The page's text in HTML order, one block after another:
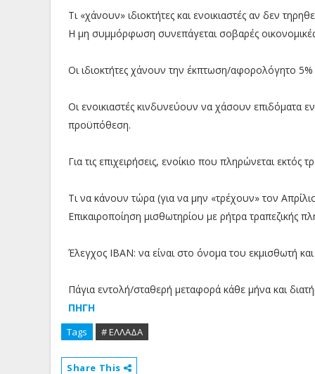
Τι «χάνουν» ιδιοκτήτες και ενοικιαστές αν δεν
Η μη συμμόρφωση συνεπάγεται σοβαρές
Οι ιδιοκτήτες χάνουν την έκπτωση/αφορολόγητο 5%
Οι ενοικιαστές κινδυνεύουν να χάσουν επιδόματα
προϋπόθεση.
Για τις επιχειρήσεις, ενοίκιο που πληρώνεται
Τι να κάνουν τώρα (για να μην «τρέχουν» τον
Επικαιροποίηση μισθωτηρίου με ρήτρα τραπεζικής
Έλεγχος IBAN: να είναι στο όνομα του εκμισθωτή
Πάγια εντολή/σταθερή μεταφορά κάθε μήνα και
ΠΗΓΗ
Tags # ΕΛΛΑΔΑ
Share This